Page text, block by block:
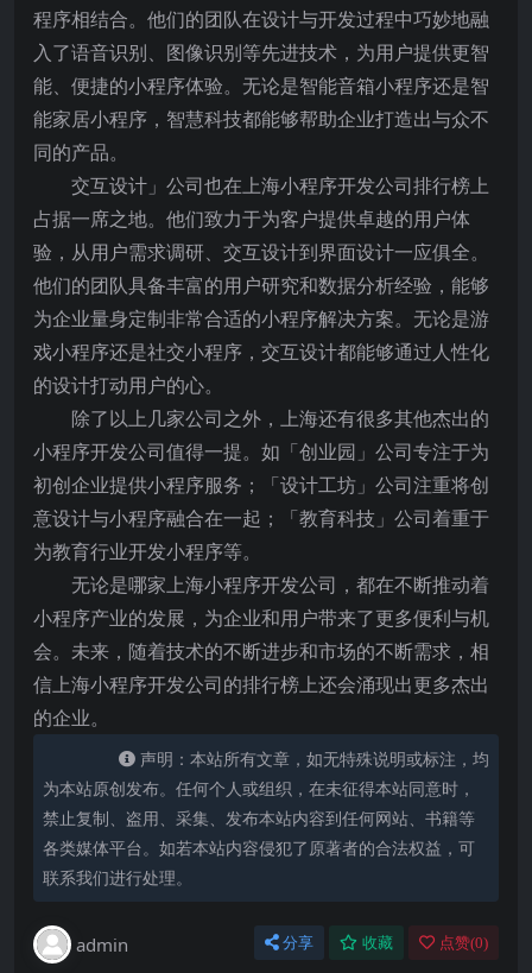
程序相结合。他们的团队在设计与开发过程中巧妙地融
入了语音识别、图像识别等先进技术，为用户提供更智
能、便捷的小程序体验。无论是智能音箱小程序还是智
能家居小程序，智慧科技都能够帮助企业打造出与众不
同的产品。
交互设计」公司也在上海小程序开发公司排行榜上
占据一席之地。他们致力于为客户提供卓越的用户体
验，从用户需求调研、交互设计到界面设计一应俱全。
他们的团队具备丰富的用户研究和数据分析经验，能够
为企业量身定制非常合适的小程序解决方案。无论是游
戏小程序还是社交小程序，交互设计都能够通过人性化
的设计打动用户的心。
除了以上几家公司之外，上海还有很多其他杰出的
小程序开发公司值得一提。如「创业园」公司专注于为
初创企业提供小程序服务；「设计工坊」公司注重将创
意设计与小程序融合在一起；「教育科技」公司着重于
为教育行业开发小程序等。
无论是哪家上海小程序开发公司，都在不断推动着
小程序产业的发展，为企业和用户带来了更多便利与机
会。未来，随着技术的不断进步和市场的不断需求，相
信上海小程序开发公司的排行榜上还会涌现出更多杰出
的企业。
声明：本站所有文章，如无特殊说明或标注，均
为本站原创发布。任何个人或组织，在未征得本站同意时，
禁止复制、盗用、采集、发布本站内容到任何网站、书籍等
各类媒体平台。如若本站内容侵犯了原著者的合法权益，可
联系我们进行处理。
admin 分享 收藏 点赞(0)